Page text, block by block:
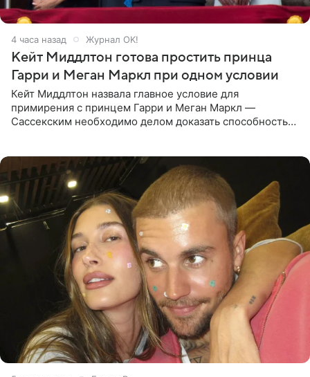
4 часа назад Журнал OK!
Кейт Миддлтон готова простить принца
Гарри и Меган Маркл при одном условии
Кейт Миддлтон назвала главное условие для
примирения с принцем Гарри и Меган Маркл —
Сассекским необходимо делом доказать способность